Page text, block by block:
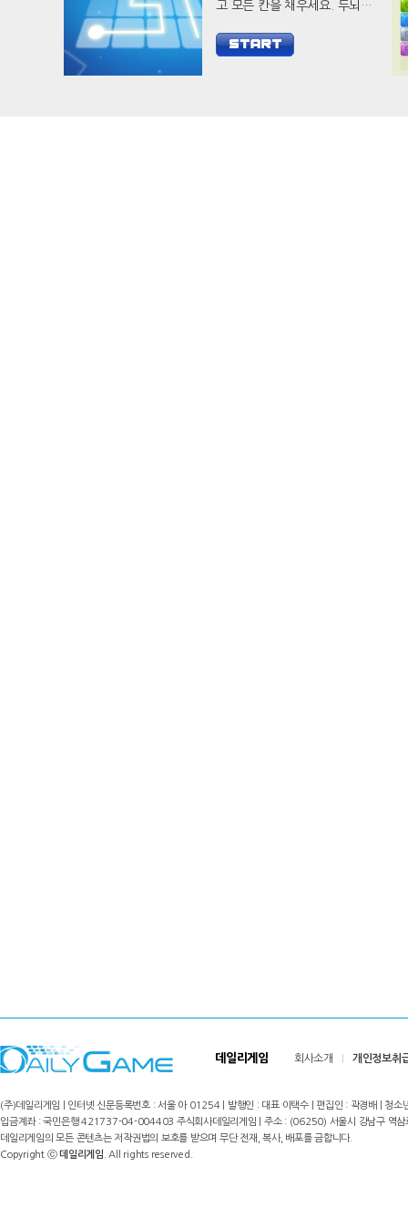
고 모든 칸을 채우세요. 두뇌
당신의 두뇌를 개발하세요.
데일리게임 회사소개 개인정보취
(주)데일리게임 | 인터넷 신문등록번호 : 서울 아 01254 | 발행인 : 대표 이택수 | 편집인 : 곽경배 |
입금계좌 : 국민은행 421737-04-004403 주식회사데일리게임 | 주소 : (06250) 서울시 강남구
데일리게임의 모든 콘텐츠는 저작권법의 보호를 받으며 무단 전재, 복사, 배포를 금합니다.
Copyright ⓒ데일리게임 . All rights reserved.